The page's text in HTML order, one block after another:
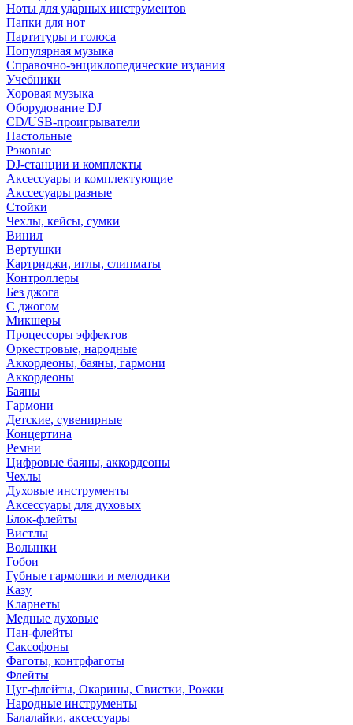
Ноты для ударных инструментов
Папки для нот
Партитуры и голоса
Популярная музыка
Справочно-энциклопедические издания
Учебники
Хоровая музыка
Оборудование DJ
CD/USB-проигрыватели
Настольные
Рэковые
DJ-станции и комплекты
Аксессуары и комплектующие
Акссесуары разные
Стойки
Чехлы, кейсы, сумки
Винил
Вертушки
Картриджи, иглы, слипматы
Контроллеры
Без джога
С джогом
Микшеры
Процессоры эффектов
Оркестровые, народные
Аккордеоны, баяны, гармони
Аккордеоны
Баяны
Гармони
Детские, сувенирные
Концертина
Ремни
Цифровые баяны, аккордеоны
Чехлы
Духовые инструменты
Аксессуары для духовых
Блок-флейты
Вистлы
Волынки
Гобои
Губные гармошки и мелодики
Казу
Кларнеты
Медные духовые
Пан-флейты
Саксофоны
Фаготы, контрфаготы
Флейты
Цуг-флейты, Окарины, Свистки, Рожки
Народные инструменты
Балалайки, аксессуары